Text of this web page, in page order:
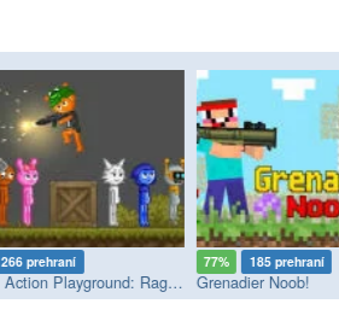
266 prehraní
Sprunki Action Playground: Ragdoll Sandbox
77% 185 prehraní
Grenadier Noob!